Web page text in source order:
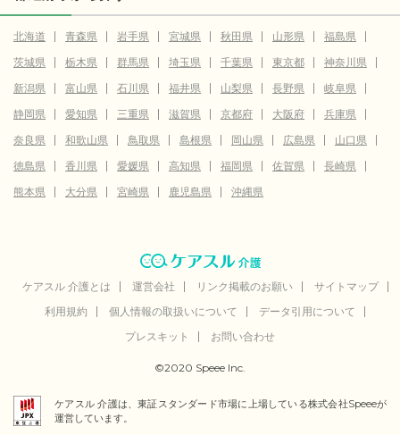
北海道 青森県 岩手県 宮城県 秋田県 山形県
福島県
茨城県
栃木県 群馬県 埼玉県 千葉県 東京都
神奈川県
新潟県
富山県 石川県 福井県 山梨県 長野県
岐阜県
静岡県
愛知県 三重県 滋賀県 京都府 大阪府
兵庫県
奈良県
和歌山県 鳥取県 島根県 岡山県 広島県
山口県
徳島県
香川県 愛媛県 高知県 福岡県 佐賀県
長崎県
熊本県
大分県 宮崎県 鹿児島県 沖縄県
ケアスル 介護とは 運営会社 リンク掲載のお願い
サイトマップ
利用規約
個人情報の取扱いについて
データ引用について
プレスキット
お問い合わせ
©2020 Speee Inc.
ケアスル 介護は、東証スタンダード市場に上場している株式会社Speeeが
運営しています。